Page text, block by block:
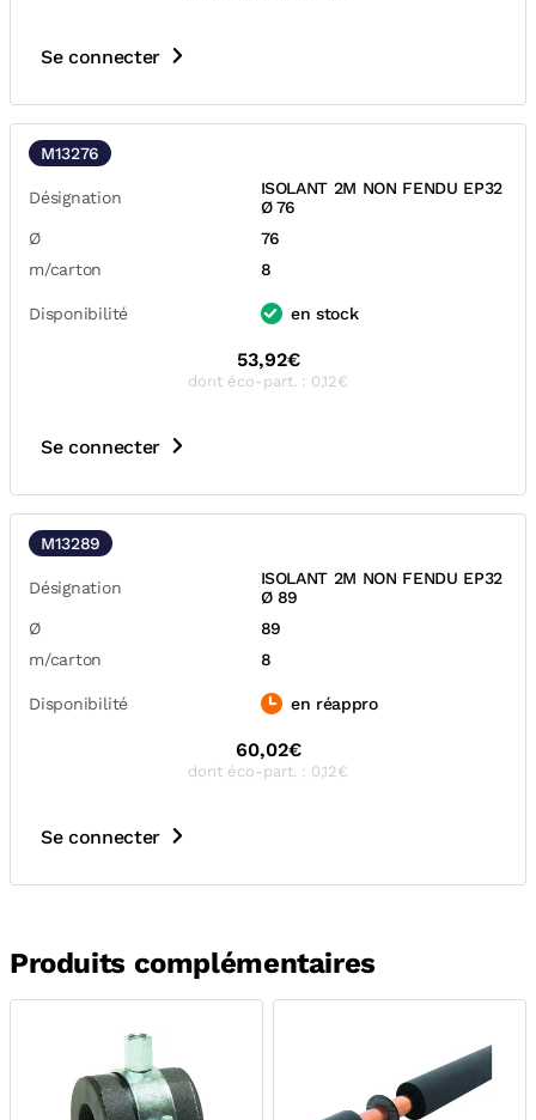
Se connecter
M13276
Désignation
ISOLANT 2M NON FENDU EP32
Ø 76
Ø
76
m/carton
8
Disponibilité en stock
53,92€
dont éco-part. : 0,12€
Se connecter
M13289
Désignation
ISOLANT 2M NON FENDU EP32
Ø 89
Ø
89
m/carton
8
Disponibilité en réappro
60,02€
dont éco-part. : 0,12€
Se connecter
Produits complémentaires